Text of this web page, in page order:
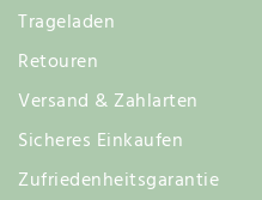
Trageladen
Retouren
Versand & Zahlarten
Sicheres Einkaufen
Zufriedenheitsgarantie